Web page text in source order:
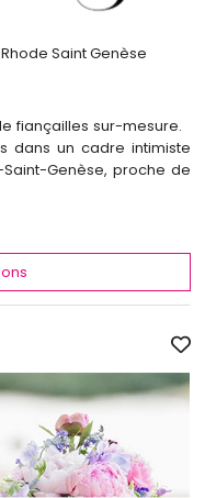
Saint Genèse
fiançailles sur-mesure.
dans un cadre intimiste
Genèse, proche de